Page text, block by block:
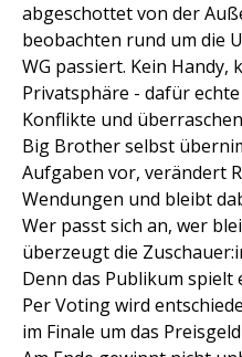
abgeschottet von der
beobachten rund um die
WG passiert. Kein Handy,
Privatsphäre - dafür
Konflikte und
Big Brother selbst
Aufgaben vor, verändert
Wendungen und bleibt
Wer passt sich an, wer
überzeugt die
Denn das Publikum spielt
Per Voting wird
im Finale um das